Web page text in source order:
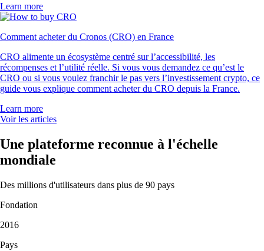
Learn more
Comment acheter du Cronos (CRO) en France
CRO alimente un écosystème centré sur l’accessibilité, les
récompenses et l’utilité réelle. Si vous vous demandez ce qu’est le
CRO ou si vous voulez franchir le pas vers l’investissement crypto, ce
guide vous explique comment acheter du CRO depuis la France.
Learn more
Voir les articles
Une plateforme reconnue à l'échelle
mondiale
Des millions d'utilisateurs dans plus de 90 pays
Fondation
2016
Pays